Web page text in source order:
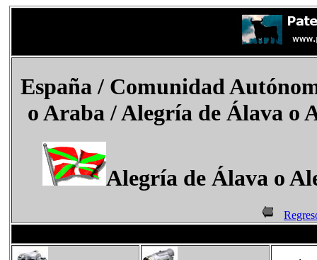
España/ Comunidad
o Araba / Alegría de Álava o
Alegría de Álava o